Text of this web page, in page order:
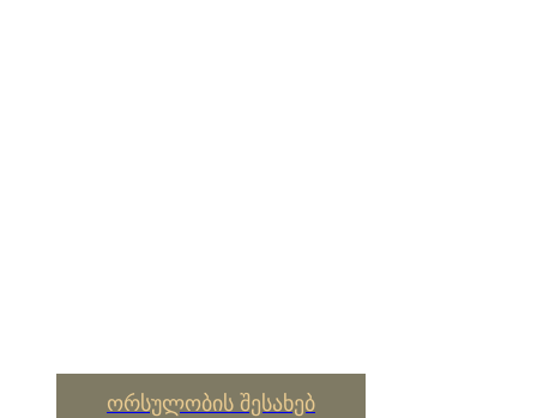
ორსულობის შესახებ